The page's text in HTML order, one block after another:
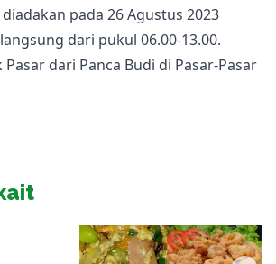
pada 26 Agustus 2023
dari pukul 06.00-13.00.
dari Panca Budi di Pasar-Pasar